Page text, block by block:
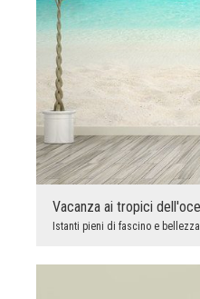
Vacanza ai tropici
Istanti pieni di fascino e